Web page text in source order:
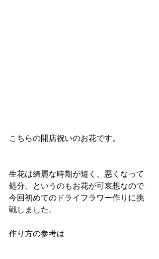
こちらの開店祝いのお花です。
生花は綺麗な時期が短く、悪くなって
処分。というのもお花が可哀想なので
今回初めてのドライフラワー作りに挑
戦しました。
作り方の参考は